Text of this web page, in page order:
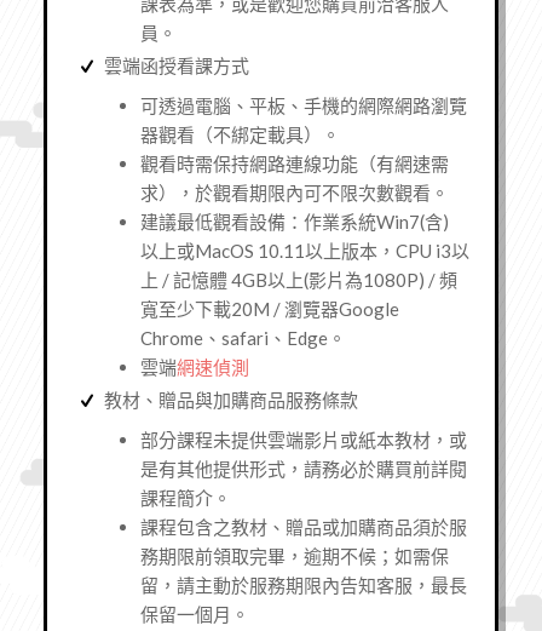
員。
雲端函授看課方式
可透過電腦、平板、手機的網際網路瀏覽
器觀看（不綁定載具）。
觀看時需保持網路連線功能（有網速需
求），於觀看期限內可不限次數觀看。
建議最低觀看設備：作業系統Win7(含)
以上或MacOS 10.11以上版本，CPU i3以
上 / 記憶體 4GB以上(影片為1080P) / 頻
寬至少下載20M / 瀏覽器Google
Chrome、safari、Edge。
雲端網速偵測
教材、贈品與加購商品服務條款
部分課程未提供雲端影片或紙本教材，或
是有其他提供形式，請務必於購買前詳閱
課程簡介。
課程包含之教材、贈品或加購商品須於服
務期限前領取完畢，逾期不候；如需保
留，請主動於服務期限內告知客服，最長
保留一個月。